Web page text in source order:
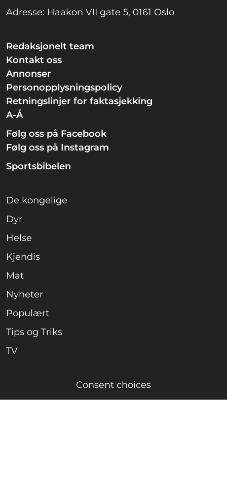
Adresse: Haakon VII gate 5, 0161 Oslo
Redaksjonelt team
Kontakt oss
Annonser
Personopplysningspolicy
Retningslinjer for faktasjekking
A-Å
Følg oss på Facebook
Følg oss på Instagram
Sportsbibelen
De kongelige
Dyr
Helse
Kjendis
Mat
Nyheter
Populært
Tips og Triks
TV
Consent choices